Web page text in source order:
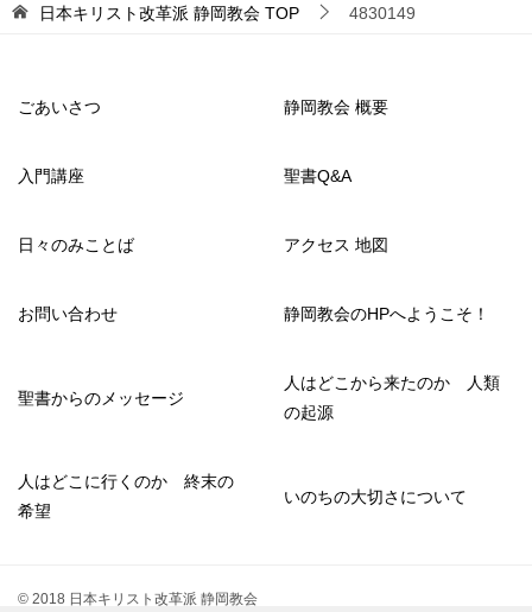
日本キリスト改革派 静岡教会 TOP 4830149
ごあいさつ 静岡教会 概要
入門講座 聖書Q&A
日々のみことば アクセス 地図
お問い合わせ 静岡教会のHPへようこそ！
聖書からのメッセージ
人はどこから来たのか 人類
の起源
人はどこに行くのか 終末の
希望
いのちの大切さについて
© 2018 日本キリスト改革派 静岡教会